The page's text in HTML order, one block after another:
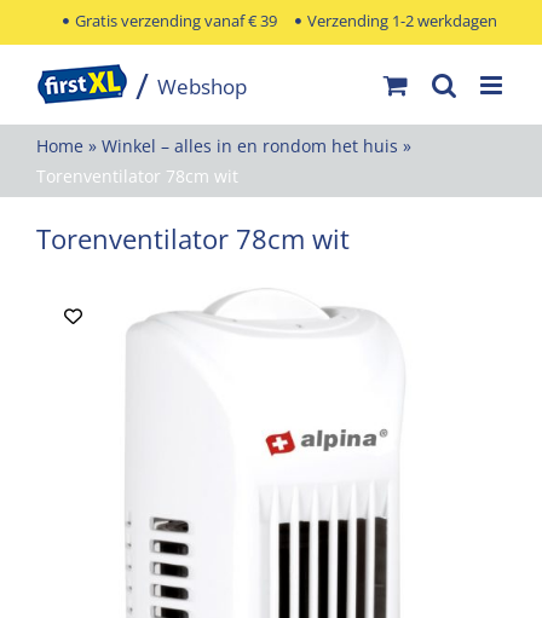
naar
inhoud
Gratis verzending vanaf € 39 Verzending 1-2 werkdagen
Home » Winkel – alles in en rondom het huis »
Torenventilator 78cm wit
Torenventilator 78cm wit